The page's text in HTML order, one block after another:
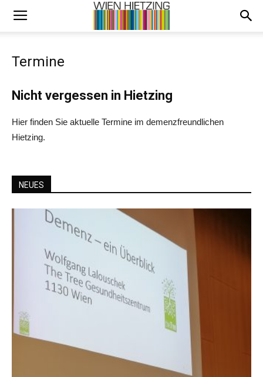
Termine
Nicht vergessen in Hietzing
Hier finden Sie aktuelle Termine im demenzfreundlichen
Hietzing.
NEUES